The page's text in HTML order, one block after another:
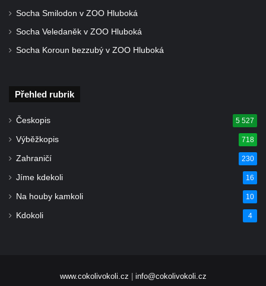
Socha Smilodon v ZOO Hluboká
Socha Veledaněk v ZOO Hluboká
Socha Koroun bezzubý v ZOO Hluboká
Přehled rubrik
Českopis 5 527
Výběžkopis 718
Zahraničí 230
Jíme kdekoli 16
Na houby kamkoli 10
Kdokoli 4
www.cokolivokoli.cz info@cokolivokoli.cz